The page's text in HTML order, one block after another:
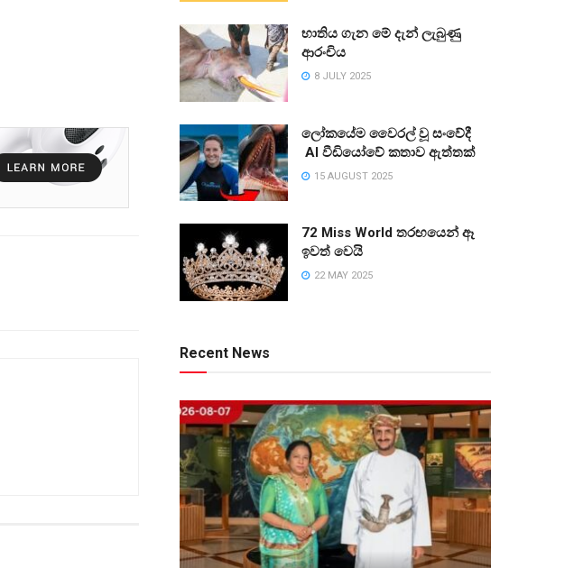
භාතිය ගැන මේ දැන් ලැබුණු
ආරංචිය
8 JULY 2025
ලෝකයේම වෛරල් වූ සංවේදී
AI වීඩියෝවේ කතාව ඇත්තක්
15 AUGUST 2025
72 Miss World තරඟයෙන් ඈ
ඉවත් වෙයි
22 MAY 2025
Recent News